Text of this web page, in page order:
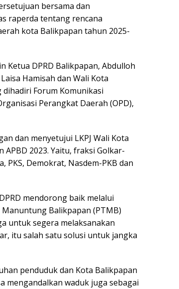
bersama dan
raperda tentang rencana
kota Balikpapan tahun 2025-
Ketua DPRD Balikpapan, Abdulloh
Hamisah dan Wali Kota
dihadiri Forum Komunikasi
Perangkat Daerah (OPD),
dan menyetujui LKPJ Wali Kota
2023. Yaitu, fraksi Golkar-
PKS, Demokrat, Nasdem-PKB dan
mendorong baik melalui
Balikpapan (PTMB)
untuk segera melaksanakan
itu salah satu solusi untuk jangka
penduduk dan Kota Balikpapan
mengandalkan waduk juga sebagai